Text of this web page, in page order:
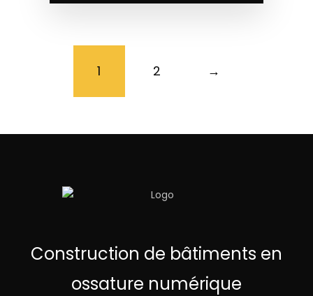
1 2 →
Construction de bâtiments en
ossature numérique